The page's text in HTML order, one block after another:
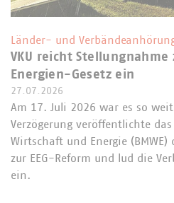
Länder- und
VKU reicht
Energien-Gesetz ein
27.07.2026
Am 17. Juli 2026 war es so
Verzögerung veröffentlichte
Wirtschaft und Energie
zur EEG-Reform und lud die
ein.